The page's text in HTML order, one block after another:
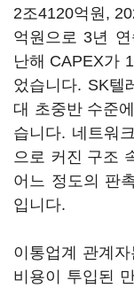
2조4120억원,
억원으로 3년
난해 CAPEX가
었습니다. SK텔
대 초중반 수준
습니다. 네트워
으로 커진 구조
어느 정도의 판
입니다.
이통업계 관계
비용이 투입된